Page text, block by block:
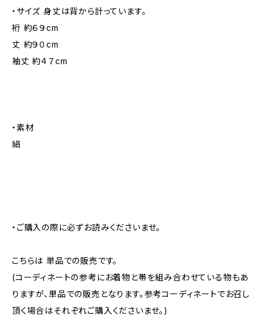
・サイズ 身丈は背から計っています。
裄 約６９cm
丈 約９０cm
袖丈 約４７cm
・素材
絹
・ご購入の際に必ずお読みくださいませ。
こちらは 単品での販売です。
(コーディネートの参考にお着物と帯を組み合わせている物もあ
りますが、単品での販売となります。参考コーディネートでお召し
頂く場合はそれぞれご購入くださいませ。)